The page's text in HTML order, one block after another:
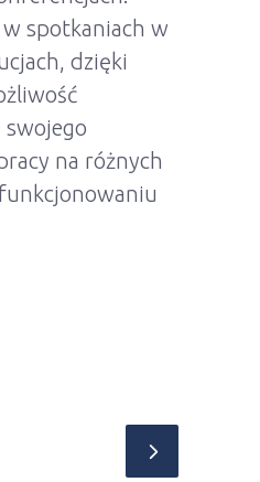
spotkaniach w
dzięki
na różnych